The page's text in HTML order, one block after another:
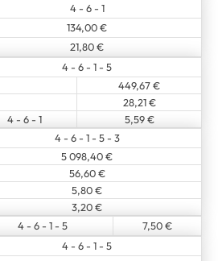
4 - 6 - 1
134,00 €
21,80 €
4 - 6 - 1 - 5
449,67 €
28,21 €
4 - 6 - 1 5,59 €
4 - 6 - 1 - 5 - 3
5 098,40 €
56,60 €
5,80 €
3,20 €
4 - 6 - 1 - 5 7,50 €
4 - 6 - 1 - 5